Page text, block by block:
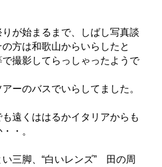
が始まるまで、しばし写真談
方は和歌山からいらしたと
で撮影してらっしゃったようで
ーのバスでいらしてました。
遠くははるかイタリアからも
・。
三脚、“白いレンズ” 田の周